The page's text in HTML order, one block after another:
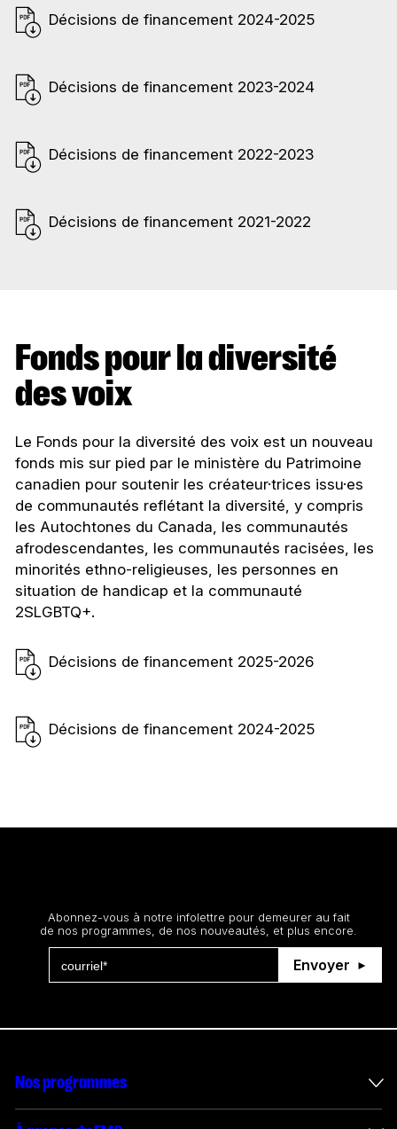
Décisions de financement 2024-2025
Décisions de financement 2023-2024
Décisions de financement 2022-2023
Décisions de financement 2021-2022
Fonds pour la diversité
des voix
Le Fonds pour la diversité des voix est un nouveau
fonds mis sur pied par le ministère du Patrimoine
canadien pour soutenir les créateur·trices issu·es
de communautés reflétant la diversité, y compris
les Autochtones du Canada, les communautés
afrodescendantes, les communautés racisées, les
minorités ethno-religieuses, les personnes en
situation de handicap et la communauté
2SLGBTQ+.
Décisions de financement 2025-2026
Décisions de financement 2024-2025
Abonnez-vous à notre infolettre pour demeurer au fait
de nos programmes, de nos nouveautés, et plus encore.
Envoyer
Nos programmes